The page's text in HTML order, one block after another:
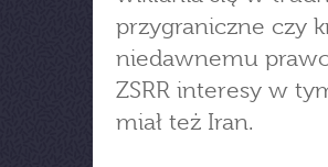
przygraniczne czy
niedawnemu
ZSRR interesy w
miał też Iran.